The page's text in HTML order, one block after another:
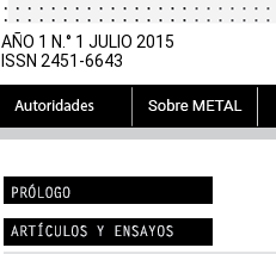
AÑO 1 N.° 1 JULIO 2015
ISSN 2451-6643